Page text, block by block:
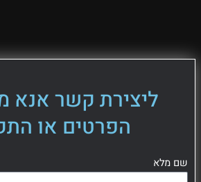
ליצירת קשר אנא
הפרטים או
שם מלא